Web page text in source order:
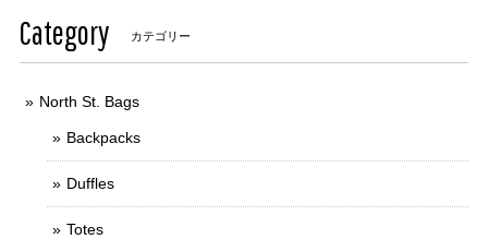
Category カテゴリー
North St. Bags
Backpacks
Duffles
Totes